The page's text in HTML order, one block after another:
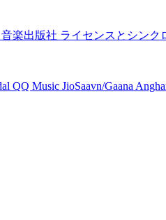
音楽出版社 ライセンスとシンク
QQ Music JioSaavn/Gaana